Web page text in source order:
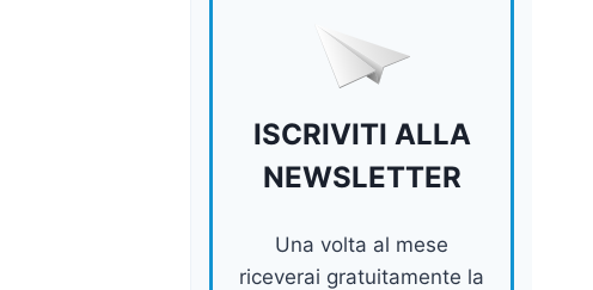
ISCRIVITI ALLA
NEWSLETTER
Una volta al mese
riceverai gratuitamente la